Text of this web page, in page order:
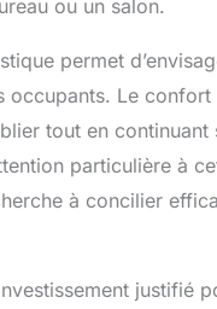
ou un salon.
permet
Le confort
tout en
particulière à
à concilier
justifié